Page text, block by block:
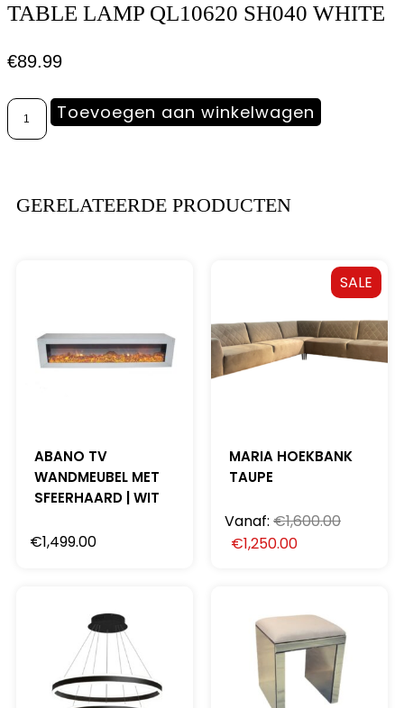
TABLE LAMP QL10620 SH040 WHITE
€89.99
Toevoegen aan winkelwagen
GERELATEERDE PRODUCTEN
ABANO TV
WANDMEUBEL MET
SFEERHAARD | WIT
€1,499.00
SALE
MARIA HOEKBANK
TAUPE
Vanaf: €1,600.00
€1,250.00